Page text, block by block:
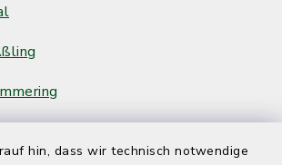
hin, dass wir technisch notwendige